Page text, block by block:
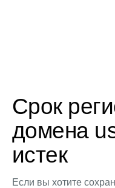
Срок
домена
истек
Если вы хотите